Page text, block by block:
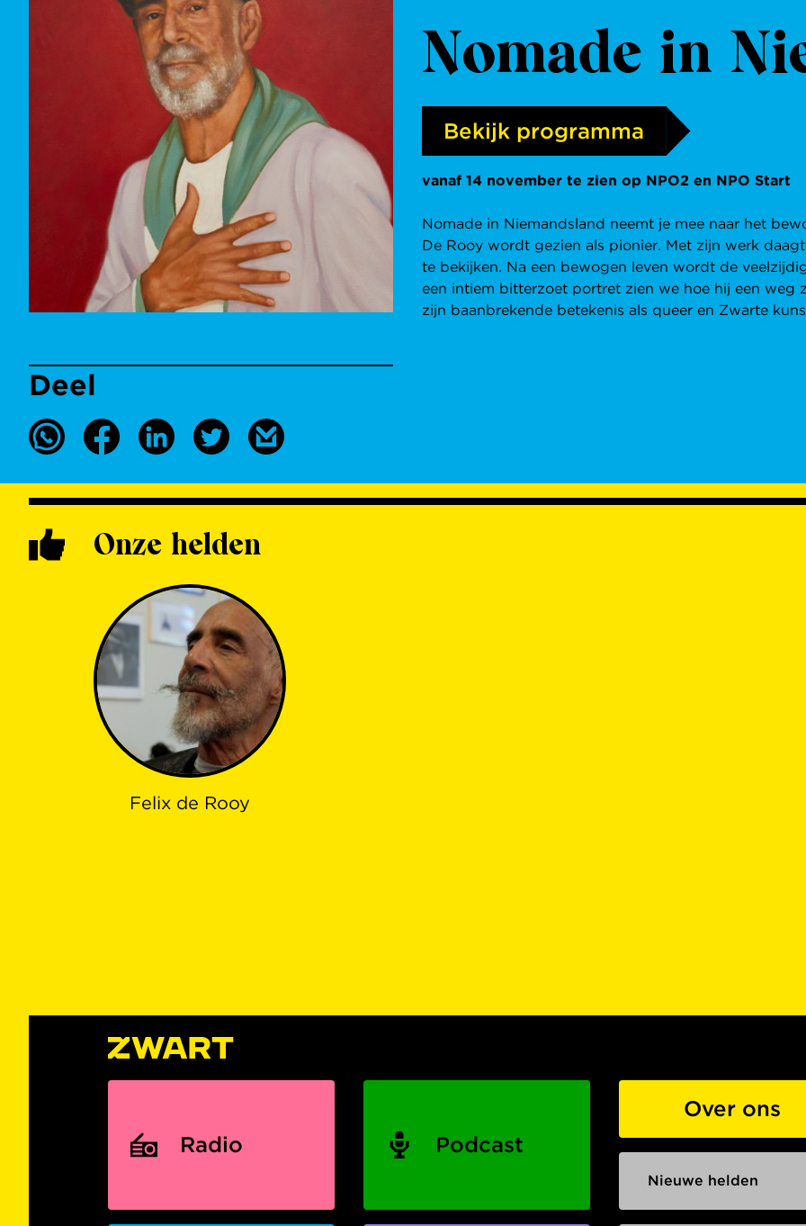
Nomade in
Bekijk programma
vanaf 14 november te zien op NPO2 en NPO Start
Nomade in Niemandsland neemt je mee naar het
De Rooy wordt gezien als pionier. Met zijn werk
te bekijken. Na een bewogen leven wordt de
een intiem bitterzoet portret zien we hoe hij een
zijn baanbrekende betekenis als queer en Zwarte
Deel
Onze helden
Felix de Rooy
Radio Podcast
Over ons
Nieuwe helden